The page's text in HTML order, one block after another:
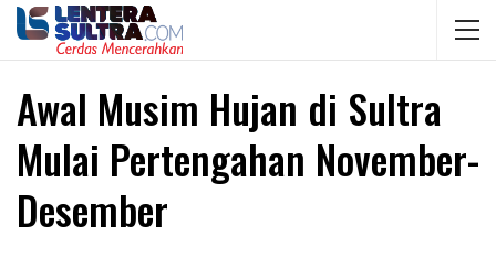
Awal Musim Hujan di Sultra
Mulai Pertengahan November-
Desember